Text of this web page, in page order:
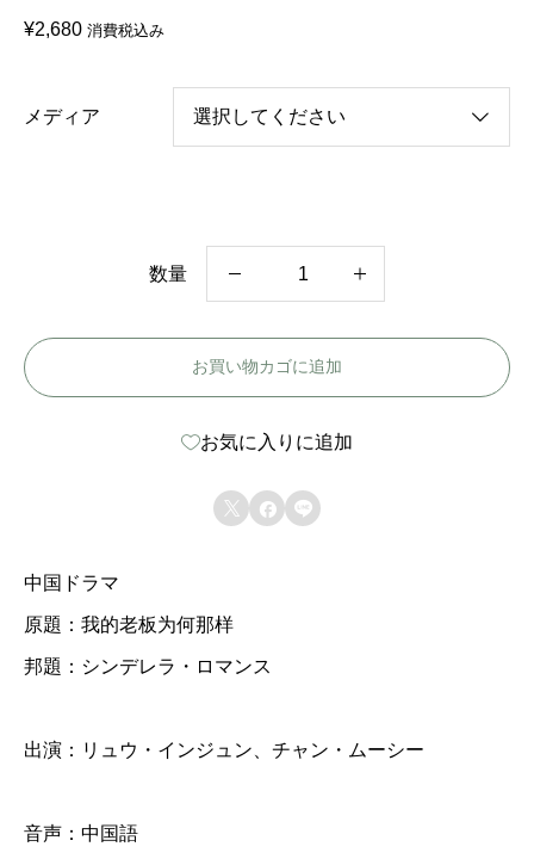
¥2,680 消費税込み
メディア
数量
ド
マ
シ
ロ
お買い物カゴに追加
お気に入りに追加
  
中国ドラマ
原題：我的老板为何那样
邦題：シンデレラ・ロマンス
出演：リュウ・インジュン、チャン・ムーシー
音声：中国語